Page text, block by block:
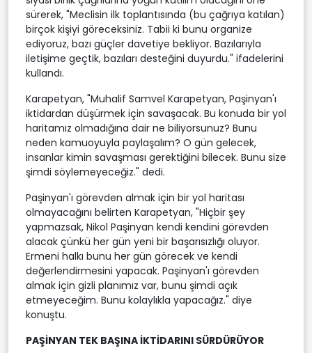
sürerek, "Meclisin ilk toplantısında (bu çağrıya katılan)
birçok kişiyi göreceksiniz. Tabii ki bunu organize
ediyoruz, bazı güçler davetiye bekliyor. Bazılarıyla
iletişime geçtik, bazıları desteğini duyurdu." ifadelerini
kullandı.
Karapetyan, "Muhalif Samvel Karapetyan, Paşinyan'ı
iktidardan düşürmek için savaşacak. Bu konuda bir yol
haritamız olmadığına dair ne biliyorsunuz? Bunu
neden kamuoyuyla paylaşalım? O gün gelecek,
insanlar kimin savaşması gerektiğini bilecek. Bunu size
şimdi söylemeyeceğiz." dedi.
Paşinyan'ı görevden almak için bir yol haritası
olmayacağını belirten Karapetyan, "Hiçbir şey
yapmazsak, Nikol Paşinyan kendi kendini görevden
alacak çünkü her gün yeni bir başarısızlığı oluyor.
Ermeni halkı bunu her gün görecek ve kendi
değerlendirmesini yapacak. Paşinyan'ı görevden
almak için gizli planımız var, bunu şimdi açık
etmeyeceğim. Bunu kolaylıkla yapacağız." diye
konuştu.
PAŞİNYAN TEK BAŞINA İKTİDARINI SÜRDÜRÜYOR